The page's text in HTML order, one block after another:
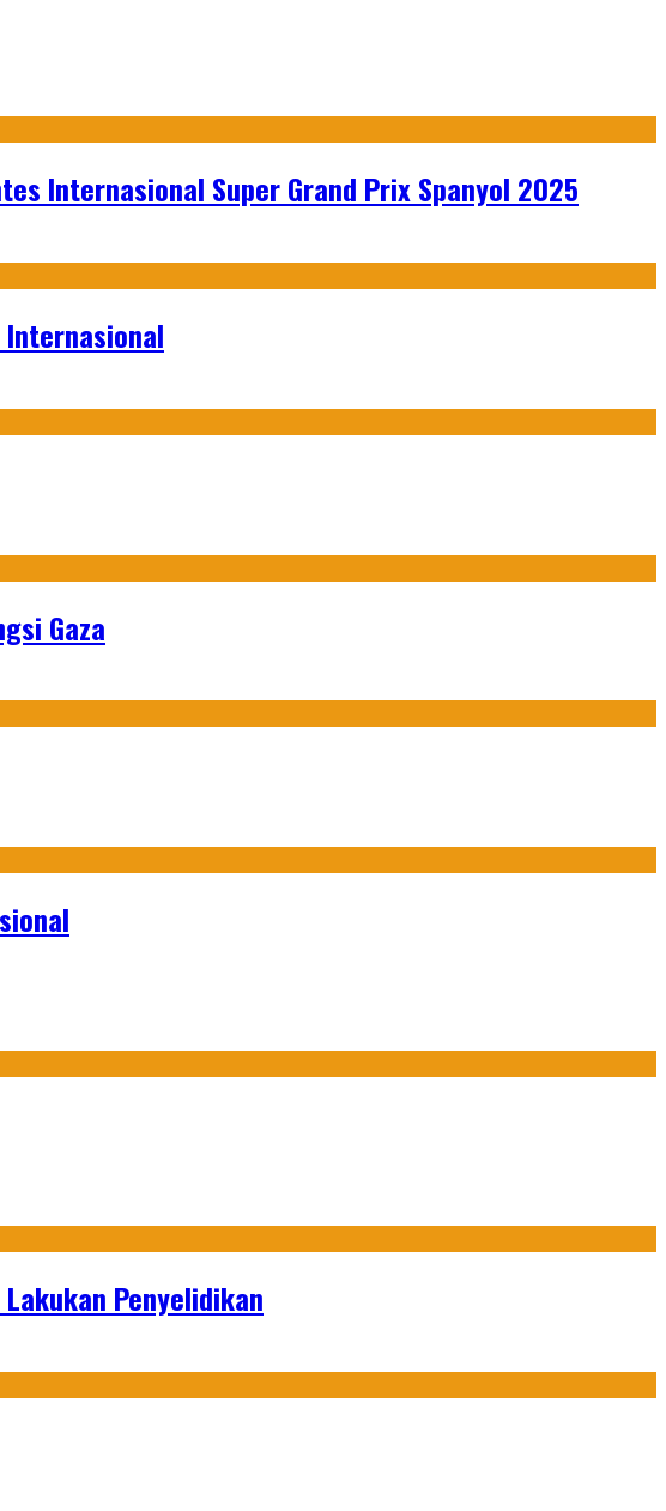
Internasional Super Grand Prix Spanyol 2025
Internasional
Gaza
Lakukan Penyelidikan